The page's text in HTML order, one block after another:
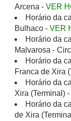
Arcena - VER
Horário da
Bulhaco - VER
Horário da
Malvarosa -
Horário da
Franca de Xira
Horário da
Xira (Terminal) -
Horário da
de Xira